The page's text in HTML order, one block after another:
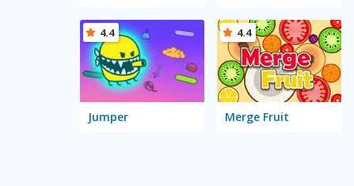
Jumper
4.4
Merge Fruit
4.4